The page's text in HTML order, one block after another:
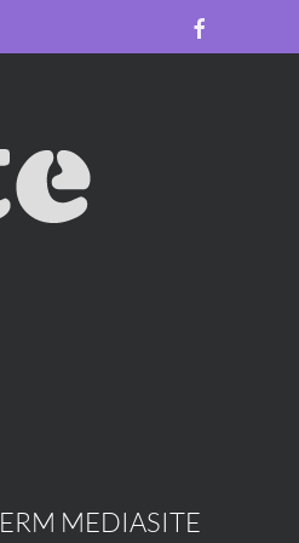
ERM MEDIASITE